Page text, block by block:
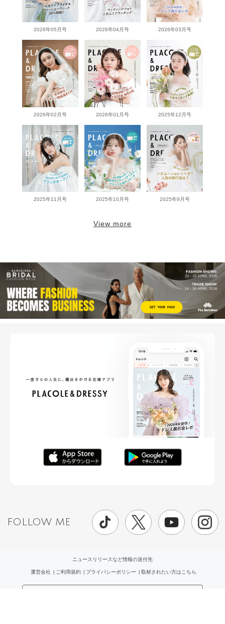
2026年05月号 2026年04月号 2026年03月号
2026年02月号 2026年01月号 2025年12月号
2025年11月号 2025年10月号 2025年9月号
View more
FOLLOW ME
ニュースリリースなど情報の送付先
運営会社 ご利用規約 プライバシーポリシー 取材されたい方はこちら